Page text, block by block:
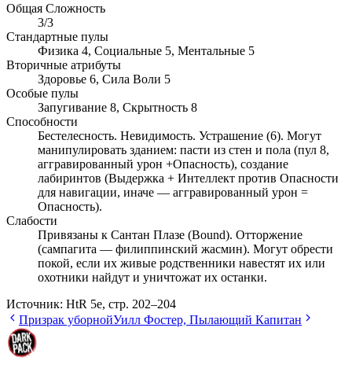
Общая Сложность
3/3
Стандартные пулы
Физика 4, Социальные 5, Ментальные 5
Вторичные атрибуты
Здоровье 6, Сила Воли 5
Особые пулы
Запугивание 8, Скрытность 8
Способности
Бестелесность. Невидимость. Устрашение (6). Могут
манипулировать зданием: пасти из стен и пола (пул 8,
аггравированный урон +Опасность), создание
лабиринтов (Выдержка + Интеллект против Опасности
для навигации, иначе — аггравированный урон =
Опасность).
Слабости
Привязаны к Сантан Плазе (Bound). Отторжение
(сампагита — филиппинский жасмин). Могут обрести
покой, если их живые родственники навестят их или
охотники найдут и уничтожат их останки.
Источник: HtR 5e, стр. 202–204
Призрак уборнойУилл Фостер, Пылающий Капитан